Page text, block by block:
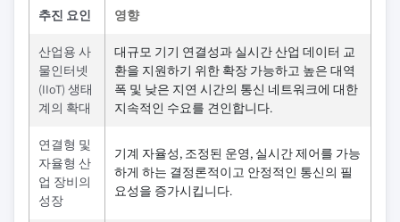
추진 요인 영향
산업용 사
물인터넷
(IIoT) 생태
계의 확대
대규모 기기 연결성과 실시간 산업 데이터 교
환을 지원하기 위한 확장 가능하고 높은 대역
폭 및 낮은 지연 시간의 통신 네트워크에 대한
지속적인 수요를 견인합니다.
연결형 및
자율형 산
업 장비의
성장
기계 자율성, 조정된 운영, 실시간 제어를 가능
하게 하는 결정론적이고 안정적인 통신의 필
요성을 증가시킵니다.